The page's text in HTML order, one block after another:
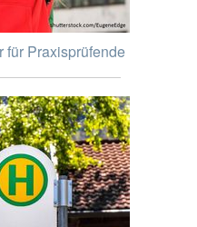
für Praxisprüfende